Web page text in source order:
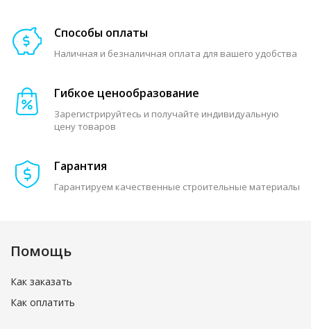
Способы оплаты
Наличная и безналичная оплата для вашего удобства
Гибкое ценообразование
Зарегистрируйтесь и получайте индивидуальную
цену товаров
Гарантия
Гарантируем качественные строительные материалы
Помощь
Как заказать
Как оплатить